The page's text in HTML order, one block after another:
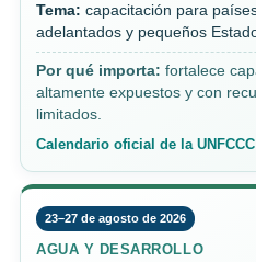
Tema: capacitación para
adelantados y pequeños
Por qué importa: fortalece
altamente expuestos y con
limitados.
Calendario oficial de la
23–27 de agosto de 2026
AGUA Y DESARROLLO